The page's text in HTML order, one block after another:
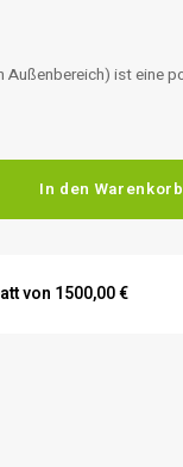
ist eine
In den Warenkorb
von 1500,00 €